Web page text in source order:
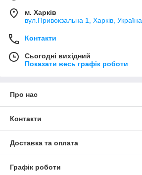
м. Харків
вул.Привокзальна 1, Харків, Україна
Контакти
Сьогодні вихідний
Показати весь графік роботи
Про нас
Контакти
Доставка та оплата
Графік роботи